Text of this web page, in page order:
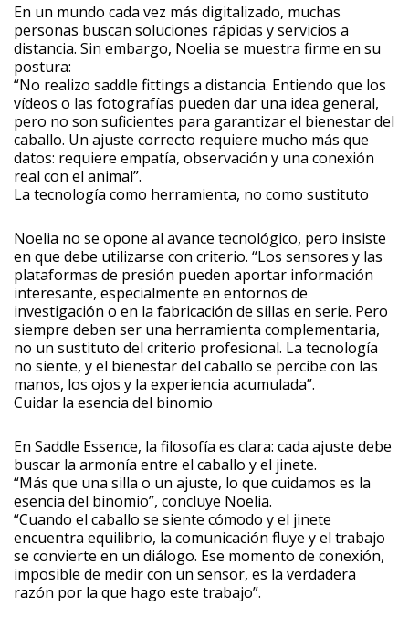
En un mundo cada vez más digitalizado, muchas
personas buscan soluciones rápidas y servicios a
distancia. Sin embargo, Noelia se muestra firme en su
postura:
“No realizo saddle fittings a distancia. Entiendo que los
vídeos o las fotografías pueden dar una idea general,
pero no son suficientes para garantizar el bienestar del
caballo. Un ajuste correcto requiere mucho más que
datos: requiere empatía, observación y una conexión
real con el animal”.
La tecnología como herramienta, no como sustituto
Noelia no se opone al avance tecnológico, pero insiste
en que debe utilizarse con criterio. “Los sensores y las
plataformas de presión pueden aportar información
interesante, especialmente en entornos de
investigación o en la fabricación de sillas en serie. Pero
siempre deben ser una herramienta complementaria,
no un sustituto del criterio profesional. La tecnología
no siente, y el bienestar del caballo se percibe con las
manos, los ojos y la experiencia acumulada”.
Cuidar la esencia del binomio
En Saddle Essence, la filosofía es clara: cada ajuste debe
buscar la armonía entre el caballo y el jinete.
“Más que una silla o un ajuste, lo que cuidamos es la
esencia del binomio”, concluye Noelia.
“Cuando el caballo se siente cómodo y el jinete
encuentra equilibrio, la comunicación fluye y el trabajo
se convierte en un diálogo. Ese momento de conexión,
imposible de medir con un sensor, es la verdadera
razón por la que hago este trabajo”.